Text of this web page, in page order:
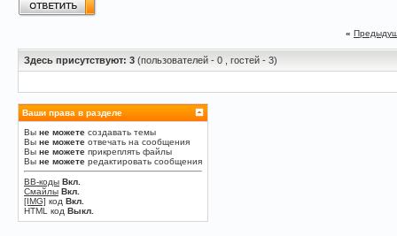
«
Здесь присутствуют: 3 (пользователей - 0 , гостей - 3)
Ваши права в разделе
Вы не можете создавать темы
Вы не можете отвечать на сообщения
Вы не можете прикреплять файлы
Вы не можете редактировать сообщения
BB-коды Вкл.
Смайлы Вкл.
[IMG] код Вкл.
HTML код Выкл.